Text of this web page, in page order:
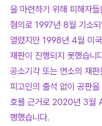
을 마련하기 위해 피해자
혐의로 1997년 8월 기소
열렸지만 1998년 4월 미
재판이 진행되지 못했습니
공소기각 또는 면소의 재
피고인의 출석 없이 공판
호를 근거로 2020년 3월
행했습니다.